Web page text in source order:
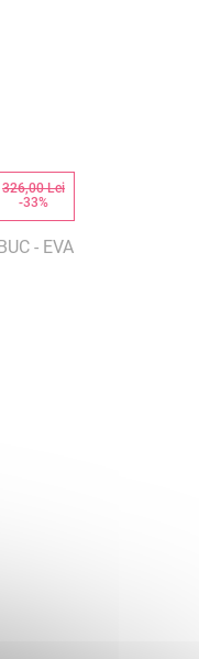
326,00 Lei
-33%
- EVA